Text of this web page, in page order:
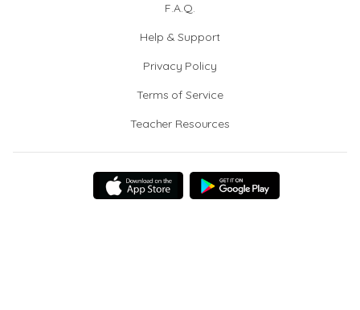
F.A.Q.
Help & Support
Privacy Policy
Terms of Service
Teacher Resources